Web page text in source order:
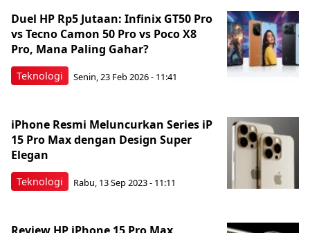
Teknologi
Duel HP Rp5 Jutaan: Infinix GT50 Pro
vs Tecno Camon 50 Pro vs Poco X8
Pro, Mana Paling Gahar?
Senin, 23 Feb 2026 - 11:41
Teknologi
iPhone Resmi Meluncurkan Series iP
15 Pro Max dengan Design Super
Elegan
Rabu, 13 Sep 2023 - 11:11